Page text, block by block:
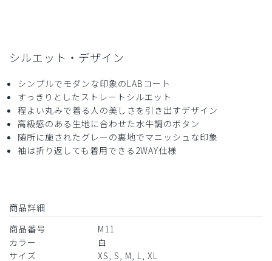
M様
購入確認済み
年齢:50代 身長: 161-165cm 体重:51-55kg
３つボタンの方がしっくりくるのと、少し生地があつけれど
シワになりにくく、高級な感じはあり
シルエット・デザイン
シンプルでモダンな印象のLABコート
すっきりとしたストレートシルエット
程よい丸みで着る人の美しさを引き出すデザイン
高級感のある生地に合わせた水牛調のボタン
随所に施されたグレーの裏地でマニッシュな印象
袖は折り返しても着用できる2WAY仕様
商品詳細
商品番号
M11
カラー
白
サイズ
XS, S, M, L, XL